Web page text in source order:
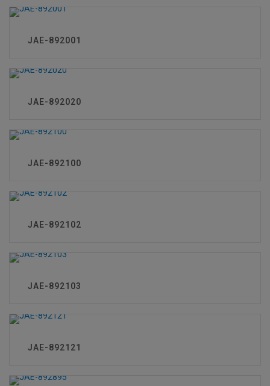
JAE-892001
JAE-892020
JAE-892100
JAE-892102
JAE-892103
JAE-892121